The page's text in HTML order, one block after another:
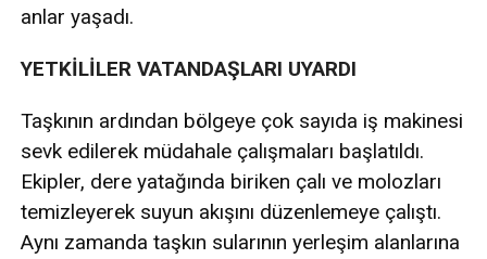
anlar yaşadı.
YETKİLİLER VATANDAŞLARI UYARDI
Taşkının ardından bölgeye çok sayıda iş makinesi
sevk edilerek müdahale çalışmaları başlatıldı.
Ekipler, dere yatağında biriken çalı ve molozları
temizleyerek suyun akışını düzenlemeye çalıştı.
Aynı zamanda taşkın sularının yerleşim alanlarına